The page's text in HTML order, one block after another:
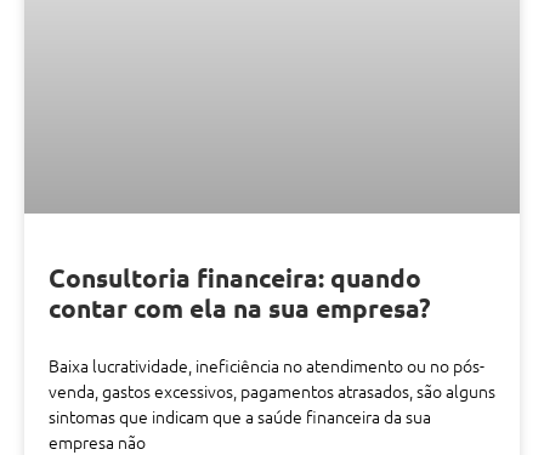
Consultoria financeira: quando
contar com ela na sua empresa?
Baixa lucratividade, ineficiência no atendimento ou no pós-
venda, gastos excessivos, pagamentos atrasados, são alguns
sintomas que indicam que a saúde financeira da sua
empresa não